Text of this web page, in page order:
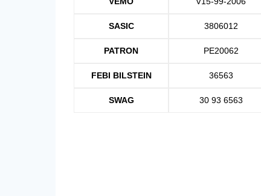
SASIC 3806012
PATRON PE20062
FEBI BILSTEIN 36563
SWAG 30 93 6563